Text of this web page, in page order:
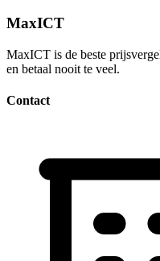
MaxICT
MaxICT is de beste
en betaal nooit te veel.
Contact